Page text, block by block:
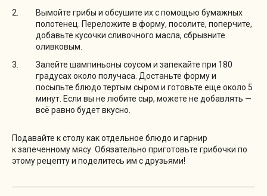
Вымойте грибы и обсушите их с помощью бумажных
полотенец. Переложите в форму, посолите, поперчите,
добавьте кусочки сливочного масла, сбрызните
оливковым.
Залейте шампиньоны соусом и запекайте при 180
градусах около получаса. Достаньте форму и
посыпьте блюдо тертым сыром и готовьте еще около 5
минут. Если вы не любите сыр, можете не добавлять —
всё равно будет вкусно.
Подавайте к столу как отдельное блюдо и гарнир
к запеченному мясу. Обязательно приготовьте грибочки по
этому рецепту и поделитесь им с друзьями!